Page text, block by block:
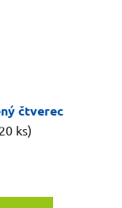
čtverec
ks)